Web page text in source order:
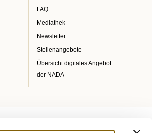
FAQ
Mediathek
Newsletter
Stellenangebote
Übersicht digitales Angebot
der NADA